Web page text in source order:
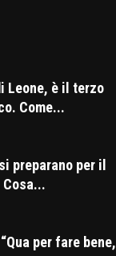
Leone, è il terzo
Come...
preparano per il
per fare bene,